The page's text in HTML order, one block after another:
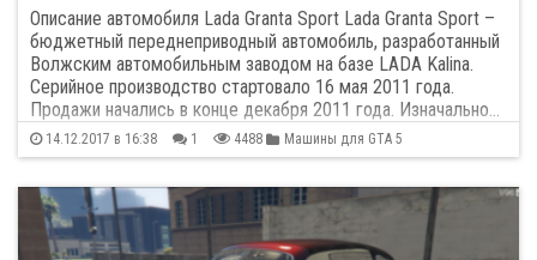
Honda87
Hummer9
Hyundai45
Infinity11
Описание автомобиля Lada Granta Sport Lada Granta Sport –
бюджетный переднеприводный автомобиль, разработанный
Волжским автомобильным заводом на базе LADA Kalina.
Серийное производство стартовало 16 мая 2011 года.
Продажи начались в конце декабря 2011 года. Изначально…
14.12.2017 в 16:38 1 4488 Машины для GTA 5